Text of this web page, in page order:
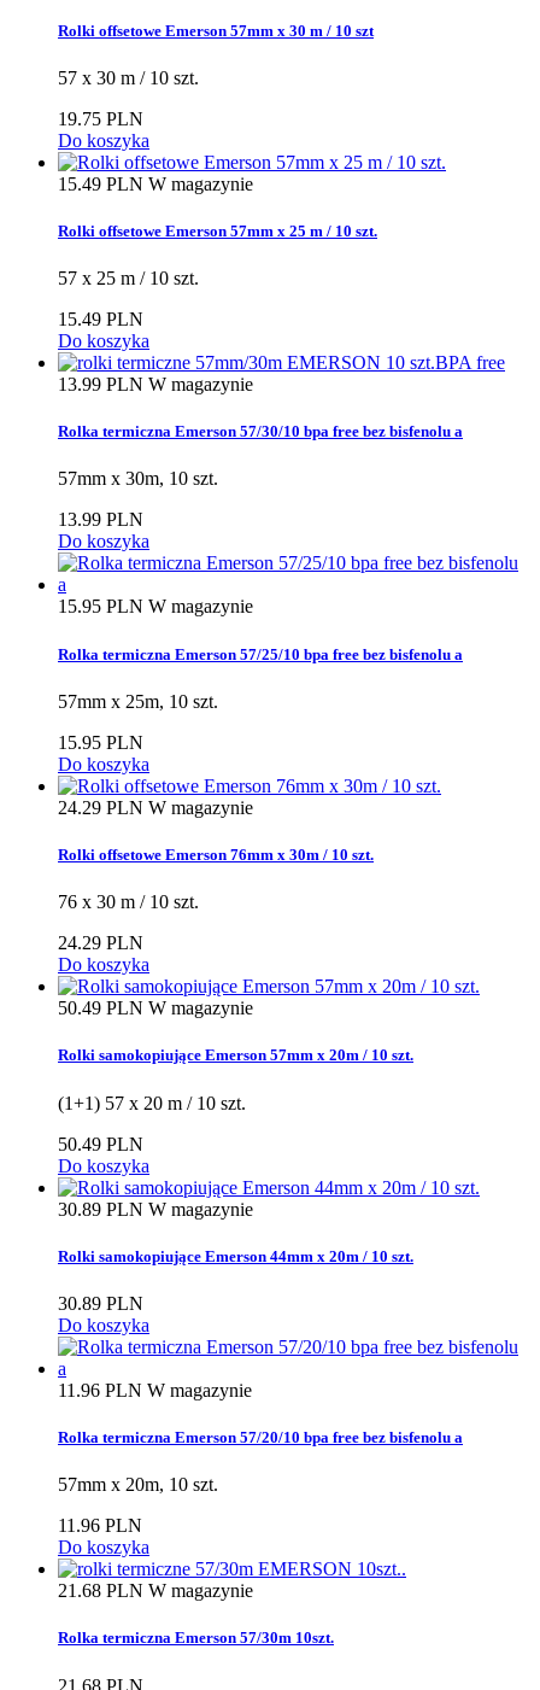
Rolki offsetowe Emerson 57mm x 30 m / 10 szt
57 x 30 m / 10 szt.
19.75 PLN
Do koszyka
15.49 PLN W magazynie
Rolki offsetowe Emerson 57mm x 25 m / 10 szt.
57 x 25 m / 10 szt.
15.49 PLN
Do koszyka
13.99 PLN W magazynie
Rolka termiczna Emerson 57/30/10 bpa free bez bisfenolu a
57mm x 30m, 10 szt.
13.99 PLN
Do koszyka
15.95 PLN W magazynie
Rolka termiczna Emerson 57/25/10 bpa free bez bisfenolu a
57mm x 25m, 10 szt.
15.95 PLN
Do koszyka
24.29 PLN W magazynie
Rolki offsetowe Emerson 76mm x 30m / 10 szt.
76 x 30 m / 10 szt.
24.29 PLN
Do koszyka
50.49 PLN W magazynie
Rolki samokopiujące Emerson 57mm x 20m / 10 szt.
(1+1) 57 x 20 m / 10 szt.
50.49 PLN
Do koszyka
30.89 PLN W magazynie
Rolki samokopiujące Emerson 44mm x 20m / 10 szt.
30.89 PLN
Do koszyka
11.96 PLN W magazynie
Rolka termiczna Emerson 57/20/10 bpa free bez bisfenolu a
57mm x 20m, 10 szt.
11.96 PLN
Do koszyka
21.68 PLN W magazynie
Rolka termiczna Emerson 57/30m 10szt.
21.68 PLN